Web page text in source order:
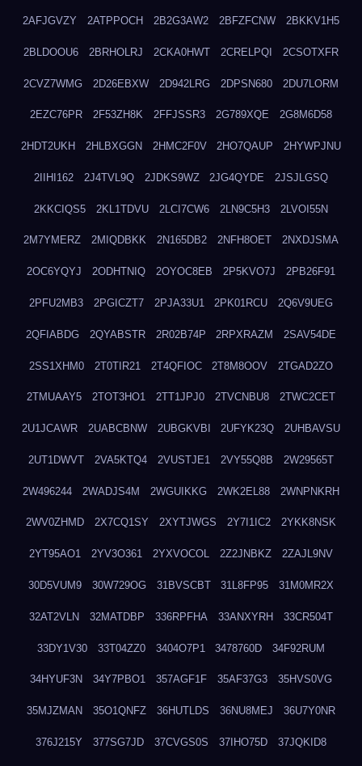
2AFJGVZY 2ATPPOCH 2B2G3AW2 2BFZFCNW 2BKKV1H5
2BLDOOU6 2BRHOLRJ 2CKA0HWT 2CRELPQI 2CSOTXFR
2CVZ7WMG 2D26EBXW 2D942LRG 2DPSN680 2DU7LORM
2EZC76PR 2F53ZH8K 2FFJSSR3 2G789XQE 2G8M6D58
2HDT2UKH 2HLBXGGN 2HMC2F0V 2HO7QAUP 2HYWPJNU
2IIHI162 2J4TVL9Q 2JDKS9WZ 2JG4QYDE 2JSJLGSQ
2KKCIQS5 2KL1TDVU 2LCI7CW6 2LN9C5H3 2LVOI55N
2M7YMERZ 2MIQDBKK 2N165DB2 2NFH8OET 2NXDJSMA
2OC6YQYJ 2ODHTNIQ 2OYOC8EB 2P5KVO7J 2PB26F91
2PFU2MB3 2PGICZT7 2PJA33U1 2PK01RCU 2Q6V9UEG
2QFIABDG 2QYABSTR 2R02B74P 2RPXRAZM 2SAV54DE
2SS1XHM0 2T0TIR21 2T4QFIOC 2T8M8OOV 2TGAD2ZO
2TMUAAY5 2TOT3HO1 2TT1JPJ0 2TVCNBU8 2TWC2CET
2U1JCAWR 2UABCBNW 2UBGKVBI 2UFYK23Q 2UHBAVSU
2UT1DWVT 2VA5KTQ4 2VUSTJE1 2VY55Q8B 2W29565T
2W496244 2WADJS4M 2WGUIKKG 2WK2EL88 2WNPNKRH
2WV0ZHMD 2X7CQ1SY 2XYTJWGS 2Y7I1IC2 2YKK8NSK
2YT95AO1 2YV3O361 2YXVOCOL 2Z2JNBKZ 2ZAJL9NV
30D5VUM9 30W729OG 31BVSCBT 31L8FP95 31M0MR2X
32AT2VLN 32MATDBP 336RPFHA 33ANXYRH 33CR504T
33DY1V30 33T04ZZ0 3404O7P1 3478760D 34F92RUM
34HYUF3N 34Y7PBO1 357AGF1F 35AF37G3 35HVS0VG
35MJZMAN 35O1QNFZ 36HUTLDS 36NU8MEJ 36U7Y0NR
376J215Y 377SG7JD 37CVGS0S 37IHO75D 37JQKID8